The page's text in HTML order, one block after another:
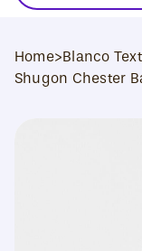
Transferpersen
naar:
Home>Blanco
Shugon Chester